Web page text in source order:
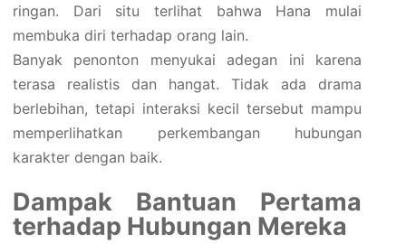
ringan. Dari situ terlihat bahwa Hana mulai
membuka diri terhadap orang lain.
Banyak penonton menyukai adegan ini karena
terasa realistis dan hangat. Tidak ada drama
berlebihan, tetapi interaksi kecil tersebut mampu
memperlihatkan perkembangan hubungan
karakter dengan baik.
Dampak Bantuan Pertama
terhadap Hubungan Mereka